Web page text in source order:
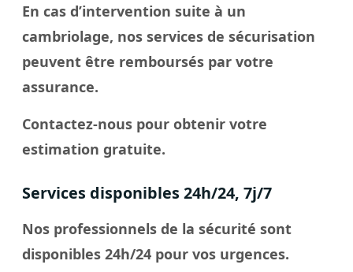
En cas d’intervention suite à un
cambriolage, nos services de sécurisation
peuvent être remboursés par votre
assurance.
Contactez-nous pour obtenir votre
estimation gratuite.
Services disponibles 24h/24, 7j/7
Nos professionnels de la sécurité sont
disponibles 24h/24 pour vos urgences.